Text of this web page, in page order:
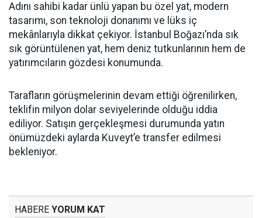
Adını sahibi kadar ünlü yapan bu özel yat, modern
tasarımı, son teknoloji donanımı ve lüks iç
mekânlarıyla dikkat çekiyor. İstanbul Boğazı’nda sık
sık görüntülenen yat, hem deniz tutkunlarının hem de
yatırımcıların gözdesi konumunda.
Tarafların görüşmelerinin devam ettiği öğrenilirken,
teklifin milyon dolar seviyelerinde olduğu iddia
ediliyor. Satışın gerçekleşmesi durumunda yatın
önümüzdeki aylarda Kuveyt’e transfer edilmesi
bekleniyor.
HABERE YORUM KAT